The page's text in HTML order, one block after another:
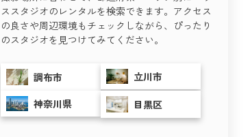
ススタジオのレンタルを検索できます。アクセス
の良さや周辺環境もチェックしながら、ぴったり
のスタジオを見つけてみてください。
調布市 立川市
神奈川県 目黒区